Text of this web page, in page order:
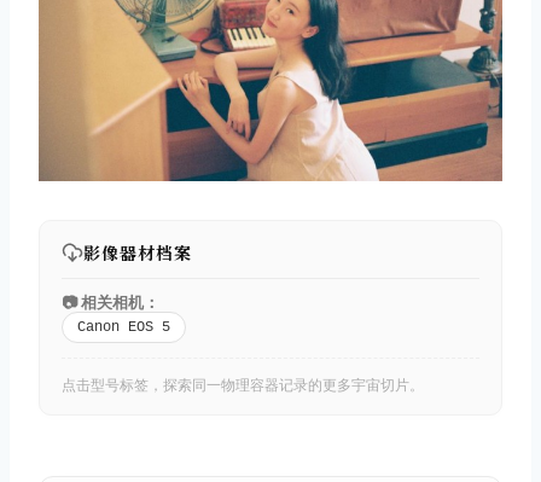
影像器材档案
📷 相关相机：
Canon EOS 5
点击型号标签，探索同一物理容器记录的更多宇宙切片。